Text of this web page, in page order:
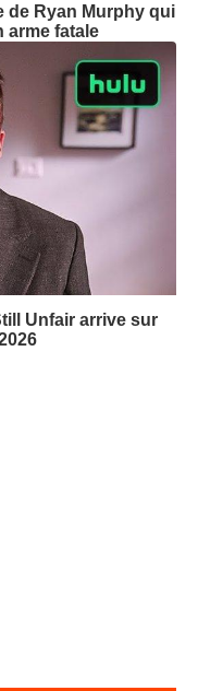
de Ryan Murphy qui
arme fatale
Unfair arrive sur